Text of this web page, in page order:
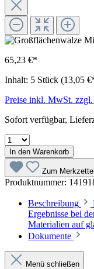
65,23 €*
Inhalt: 5 Stück (13,05
Preise inkl. MwSt. zzgl.
Sofort verfügbar,
In den Warenkorb
Zum
Produktnummer:
Beschreibung
Ergebnisse bei
Materialien auf
Dokumente
Menü schließen